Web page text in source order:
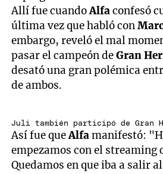
Allí fue cuandoAlfaconfesó
última vez que habló con
embargo, reveló el mal
pasar el campeón deGran
desató una gran polémica
de ambos.
Juli también participó de Gran
Así fue queAlfamanifestó:
empezamos con el streaming
Quedamos en que iba a salir